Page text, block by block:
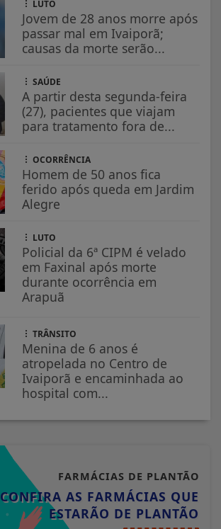
LUTO
Jovem de 28 anos morre após
passar mal em Ivaiporã;
causas da morte serão...
SAÚDE
A partir desta segunda-feira
(27), pacientes que viajam
para tratamento fora de...
OCORRÊNCIA
Homem de 50 anos fica
ferido após queda em Jardim
Alegre
LUTO
Policial da 6ª CIPM é velado
em Faxinal após morte
durante ocorrência em
Arapuã
TRÂNSITO
Menina de 6 anos é
atropelada no Centro de
Ivaiporã e encaminhada ao
hospital com...
FARMÁCIAS DE PLANTÃO
CONFIRA AS FARMÁCIAS QUE
ESTARÃO DE PLANTÃO